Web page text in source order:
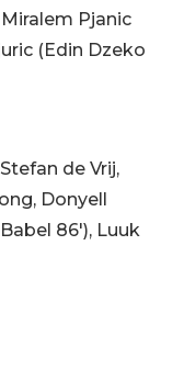
Pjanic
(Edin Dzeko
de Vrij,
Donyell
86'), Luuk